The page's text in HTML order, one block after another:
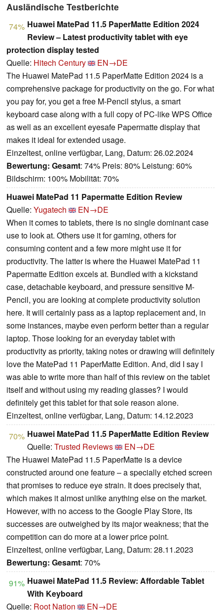
Ausländische Testberichte
74% Huawei MatePad 11.5 PaperMatte Edition 2024
Review – Latest productivity tablet with eye
protection display tested
Quelle: Hitech Century
EN→DE
The Huawei MatePad 11.5 PaperMatte Edition 2024 is a
comprehensive package for productivity on the go. For what
you pay for, you get a free M-Pencil stylus, a smart
keyboard case along with a full copy of PC-like WPS Office
as well as an excellent eyesafe Papermatte display that
makes it ideal for extended usage.
Einzeltest, online verfügbar, Lang, Datum: 26.02.2024
Bewertung: Gesamt: 74% Preis: 80% Leistung: 60%
Bildschirm: 100% Mobilität: 70%
Huawei MatePad 11 Papermatte Edition Review
Quelle: Yugatech
EN→DE
When it comes to tablets, there is no single dominant case
use to look at. Others use it for gaming, others for
consuming content and a few more might use it for
productivity. The latter is where the Huawei MatePad 11
Papermatte Edition excels at. Bundled with a kickstand
case, detachable keyboard, and pressure sensitive M-
Pencil, you are looking at complete productivity solution
here. It will certainly pass as a laptop replacement and, in
some instances, maybe even perform better than a regular
laptop. Those looking for an everyday tablet with
productivity as priority, taking notes or drawing will definitely
love the MatePad 11 PaperMatte Edition. And, did I say I
was able to write more than half of this review on the tablet
itself and without using my reading glasses? I would
definitely get this tablet for that sole reason alone.
Einzeltest, online verfügbar, Lang, Datum: 14.12.2023
70% Huawei MatePad 11.5 PaperMatte Edition Review
Quelle: Trusted Reviews
EN→DE
The Huawei MatePad 11.5 PaperMatte is a device
constructed around one feature – a specially etched screen
that promises to reduce eye strain. It does precisely that,
which makes it almost unlike anything else on the market.
However, with no access to the Google Play Store, its
successes are outweighed by its major weakness; that the
competition can do more at a lower price point.
Einzeltest, online verfügbar, Lang, Datum: 28.11.2023
Bewertung: Gesamt: 70%
91% Huawei MatePad 11.5 Review: Affordable Tablet
With Keyboard
Quelle: Root Nation EN→DE